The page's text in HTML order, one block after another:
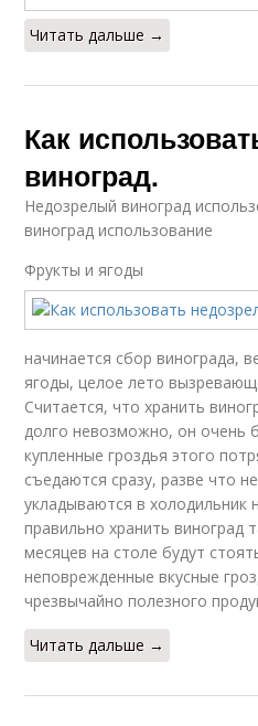
Читать дальше →
Как
виноград.
Недозрелый виноград
виноград использование
Фрукты и ягоды
начинается сбор винограда,
ягоды, целое лето
Считается, что хранить
долго невозможно, он очень
купленные гроздья этого
съедаются сразу, разве что
укладываются в
правильно хранить виноград
месяцев на столе будут
неповрежденные вкусные
чрезвычайно полезного
Читать дальше →